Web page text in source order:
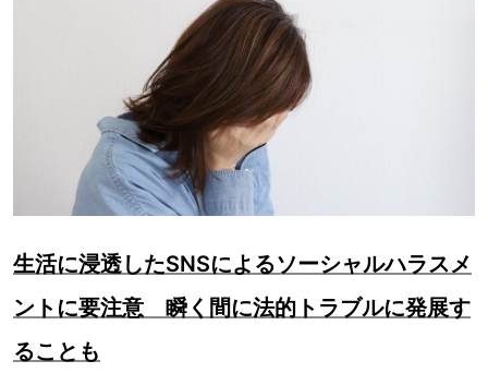
生活に浸透したSNSによるソーシャルハラスメ
ントに要注意 瞬く間に法的トラブルに発展す
ることも